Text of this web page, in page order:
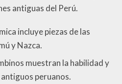
antiguas del Perú.
incluye piezas de las
y Nazca.
muestran la habilidad y
peruanos.